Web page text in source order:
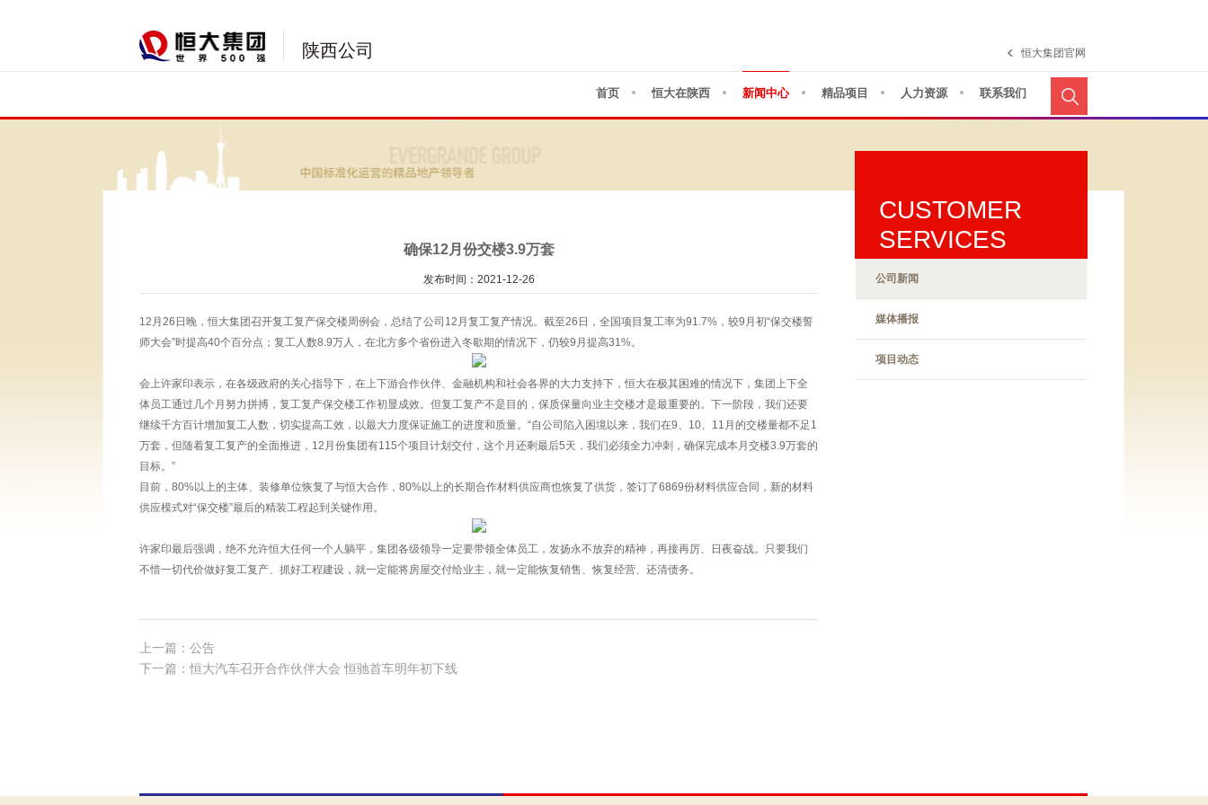
陕西公司 恒大集团官网
首页 恒大在陕西 新闻中心 精品项目 人力资源 联系我们
CUSTOMER
SERVICES
公司新闻
媒体播报
项目动态
确保12月份交楼3.9万套
发布时间：2021-12-26
12月26日晚，恒大集团召开复工复产保交楼周例会，总结了公司12月复工复产情况。截至26日，全国项目复工率为91.7%，较9月初“保交楼誓
师大会”时提高40个百分点；复工人数8.9万人，在北方多个省份进入冬歇期的情况下，仍较9月提高31%。
会上许家印表示，在各级政府的关心指导下，在上下游合作伙伴、金融机构和社会各界的大力支持下，恒大在极其困难的情况下，集团上下全
体员工通过几个月努力拼搏，复工复产保交楼工作初显成效。但复工复产不是目的，保质保量向业主交楼才是最重要的。下一阶段，我们还要
继续千方百计增加复工人数，切实提高工效，以最大力度保证施工的进度和质量。“自公司陷入困境以来，我们在9、10、11月的交楼量都不足1
万套，但随着复工复产的全面推进，12月份集团有115个项目计划交付，这个月还剩最后5天，我们必须全力冲刺，确保完成本月交楼3.9万套的
目标。”
目前，80%以上的主体、装修单位恢复了与恒大合作，80%以上的长期合作材料供应商也恢复了供货，签订了6869份材料供应合同，新的材料
供应模式对“保交楼”最后的精装工程起到关键作用。
许家印最后强调，绝不允许恒大任何一个人躺平，集团各级领导一定要带领全体员工，发扬永不放弃的精神，再接再厉、日夜奋战。只要我们
不惜一切代价做好复工复产、抓好工程建设，就一定能将房屋交付给业主，就一定能恢复销售、恢复经营、还清债务。
上一篇：公告
下一篇：恒大汽车召开合作伙伴大会 恒驰首车明年初下线